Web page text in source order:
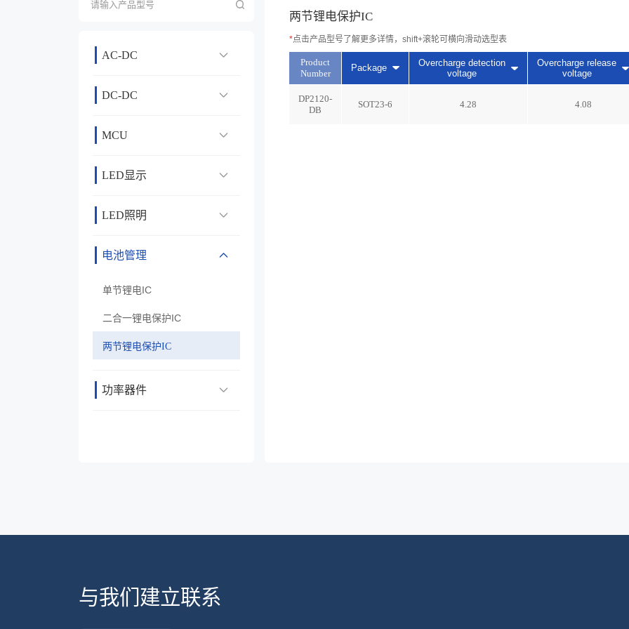
AC-DC
DC-DC
MCU
LED显示
LED照明
电池管理
单节锂电IC
二合一锂电保护IC
两节锂电保护IC
功率器件
两节锂电保护IC
*点击产品型号了解更多详情，shift+滚轮可横向滑动选型表
Product
Number
Package
Overcharge detection
voltage
Overcharge release
voltage
DP2120-
DB
SOT23-6 4.28 4.08
与我们建立联系